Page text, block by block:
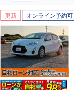
更新 オンライン予約可